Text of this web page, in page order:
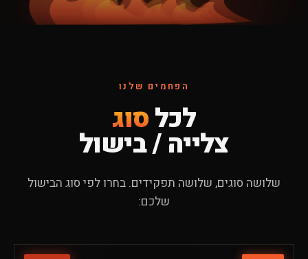
הפחמים שלנו
לכלסוג
צלייה / בישול
שלושה סוגים, שלושה תפקידים. בחרו לפי סוג הבישול
שלכם: